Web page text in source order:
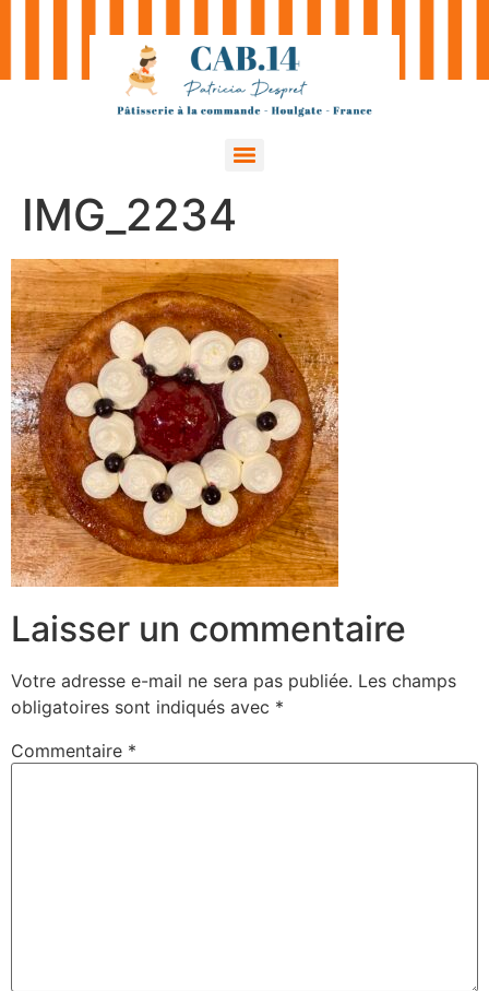
IMG_2234
Laisser un commentaire
Votre adresse e-mail ne sera pas publiée. Les champs
obligatoires sont indiqués avec *
Commentaire *